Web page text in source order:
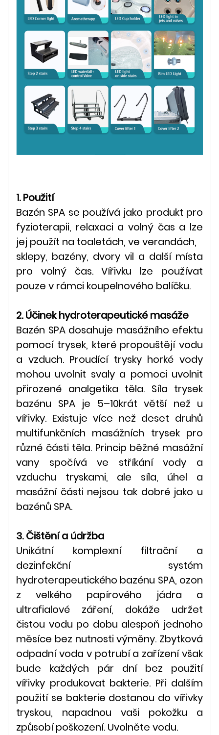
1. Použití
Bazén SPA se používá jako produkt pro
fyzioterapii, relaxaci a volný čas a lze
jej použít na toaletách, ve verandách,
sklepy, bazény, dvory vil a další místa
pro volný čas. Vířivku lze používat
pouze v rámci koupelnového balíčku.
2. Účinek hydroterapeutické masáže
Bazén SPA dosahuje masážního efektu
pomocí trysek, které propouštějí vodu
a vzduch. Proudící trysky horké vody
mohou uvolnit svaly a pomoci uvolnit
přirozené analgetika těla. Síla trysek
bazénu SPA je 5–10krát větší než u
vířivky. Existuje více než deset druhů
multifunkčních masážních trysek pro
různé části těla. Princip běžné masážní
vany spočívá ve stříkání vody a
vzduchu tryskami, ale síla, úhel a
masážní části nejsou tak dobré jako u
bazénů SPA.
3. Čištění a údržba
Unikátní komplexní filtrační a
dezinfekční systém
hydroterapeutického bazénu SPA, ozon
z velkého papírového jádra a
ultrafialové záření, dokáže udržet
čistou vodu po dobu alespoň jednoho
měsíce bez nutnosti výměny. Zbytková
odpadní voda v potrubí a zařízení však
bude každých pár dní bez použití
vířivky produkovat bakterie. Při dalším
použití se bakterie dostanou do vířivky
tryskou, napadnou vaši pokožku a
způsobí poškození. Uvolněte vodu.